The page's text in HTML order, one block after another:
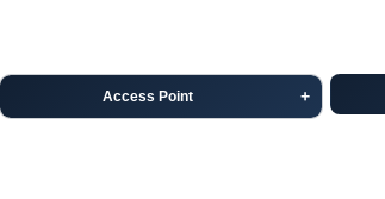
Access Point